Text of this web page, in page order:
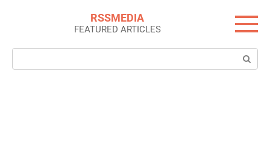
RSSMEDIA
FEATURED ARTICLES
Search: